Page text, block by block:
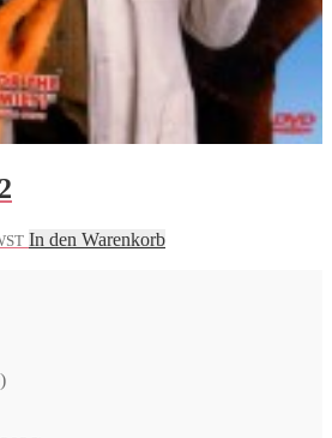
In den Warenkorb